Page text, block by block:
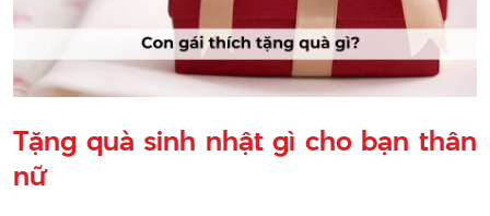
Tặng quà sinh nhật gì cho bạn thân
nữ